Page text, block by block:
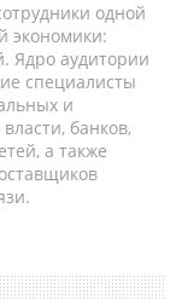
одной
экономики:
Ядро аудитории
специалисты
и
банков,
а также